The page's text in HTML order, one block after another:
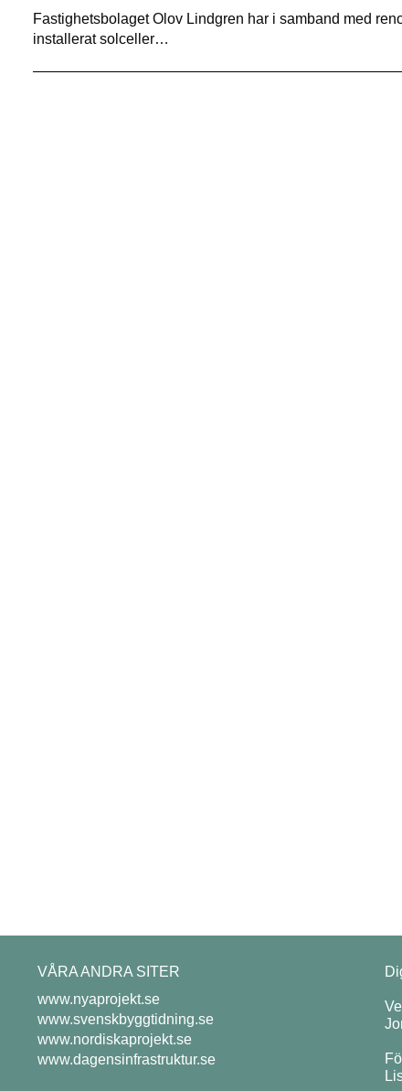
Fastighetsbolaget Olov Lindgren har i samband med
installerat solceller…
VÅRA ANDRA SITER
www.nyaprojekt.se
www.svenskbyggtidning.se
www.nordiskaprojekt.se
www.dagensinfrastruktur.se